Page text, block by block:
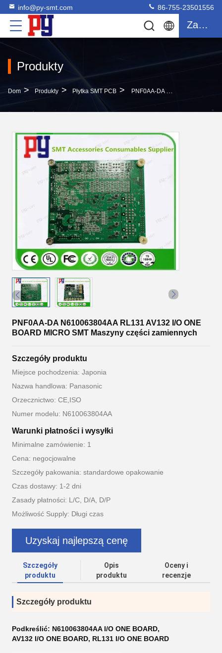
info@py-smt.com 86-755-23501556
Zacytować
Produkty
Dom > Produkty > Płytka SMT PCB > PNF0AA-DA N610063804AA RL131 AV132 I/O ONE BOARD MICRO SMT Maszyny Części Zamiennych
PNF0AA-DA N610063804AA RL131 AV132 I/O ONE
BOARD MICRO SMT Maszyny części zamiennych
Szczegóły produktu
Miejsce pochodzenia: Japonia
Nazwa handlowa: Panasonic
Orzecznictwo: CE,ISO
Numer modelu: N610063804AA
Warunki płatności i wysyłki
Minimalne zamówienie: 1
Cena: negocjowalne
Szczegóły pakowania: standardowe opakowanie
Czas dostawy: 1-2 dni
Zasady płatności: L/C, D/A, D/P
Możliwość Supply: Długi czas
Uzyskaj najlepszą cenę
Szczegóły
produktu
Opis
produktu
Oceny i
recenzje
Szczegóły produktu
Podkreślić: N610063804AA I/O ONE BOARD,
AV132 I/O ONE BOARD, RL131 I/O ONE BOARD